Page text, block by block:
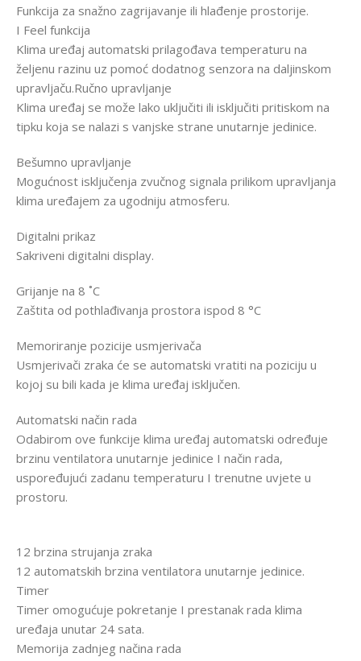
Funkcija za snažno zagrijavanje ili hlađenje prostorije.
I Feel funkcija
Klima uređaj automatski prilagođava temperaturu na
željenu razinu uz pomoć dodatnog senzora na daljinskom
upravljaču.Ručno upravljanje
Klima uređaj se može lako uključiti ili isključiti pritiskom na
tipku koja se nalazi s vanjske strane unutarnje jedinice.
Bešumno upravljanje
Mogućnost isključenja zvučnog signala prilikom upravljanja
klima uređajem za ugodniju atmosferu.
Digitalni prikaz
Sakriveni digitalni display.
Grijanje na 8 ˚C
Zaštita od pothlađivanja prostora ispod 8 °C
Memoriranje pozicije usmjerivača
Usmjerivači zraka će se automatski vratiti na poziciju u
kojoj su bili kada je klima uređaj isključen.
Automatski način rada
Odabirom ove funkcije klima uređaj automatski određuje
brzinu ventilatora unutarnje jedinice I način rada,
uspoređujući zadanu temperaturu I trenutne uvjete u
prostoru.
12 brzina strujanja zraka
12 automatskih brzina ventilatora unutarnje jedinice.
Timer
Timer omogućuje pokretanje I prestanak rada klima
uređaja unutar 24 sata.
Memorija zadnjeg načina rada